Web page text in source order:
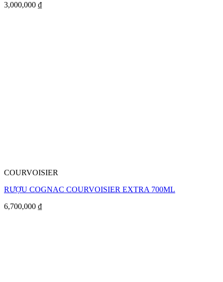
3,000,000 ₫
COURVOISIER
RƯỢU COGNAC COURVOISIER EXTRA 700ML
6,700,000 ₫